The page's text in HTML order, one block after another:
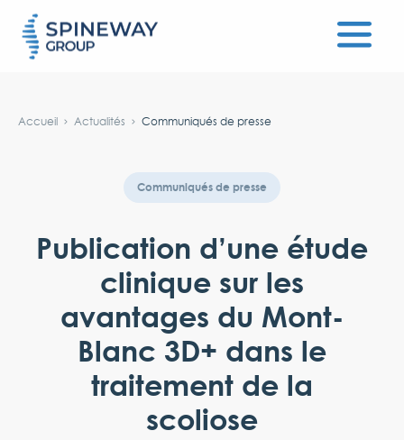
Accueil Actualités Communiqués de presse
Communiqués de presse
Publication d’une étude
clinique sur les
avantages du Mont-
Blanc 3D+ dans le
traitement de la
scoliose